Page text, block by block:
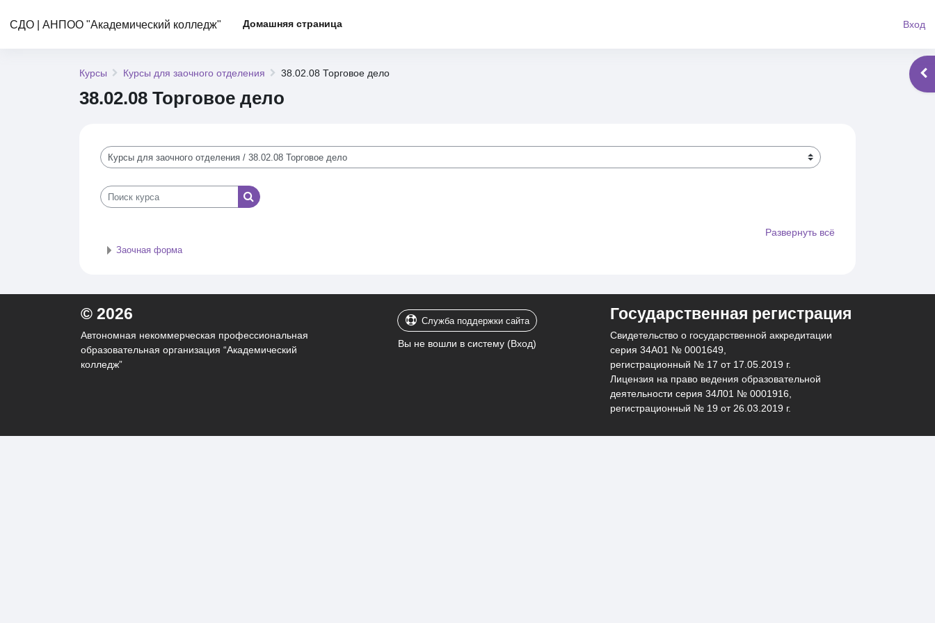
СДО | АНПОО "Академический колледж" Домашняя страница Вход
Курсы Курсы для заочного отделения 38.02.08 Торговое дело
38.02.08 Торговое дело
Категории курсов
Поиск курса
Поиск курса
Развернуть всё
Заочная форма
© 2026
Автономная некоммерческая профессиональная
образовательная организация “Академический
колледж”
Служба поддержки сайта
Вы не вошли в систему (Вход)
Государственная регистрация
Свидетельство о государственной аккредитации
серия 34А01 № 0001649,
регистрационный № 17 от 17.05.2019 г.
Лицензия на право ведения образовательной
деятельности серия 34Л01 № 0001916,
регистрационный № 19 от 26.03.2019 г.